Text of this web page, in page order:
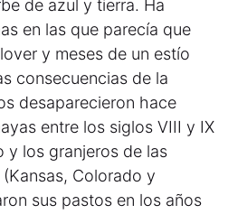
de azul y tierra. Ha
en las que parecía que
y meses de un estío
consecuencias de la
desaparecieron hace
entre los siglos VIII y IX
y los granjeros de las
Colorado y
sus pastos en los años